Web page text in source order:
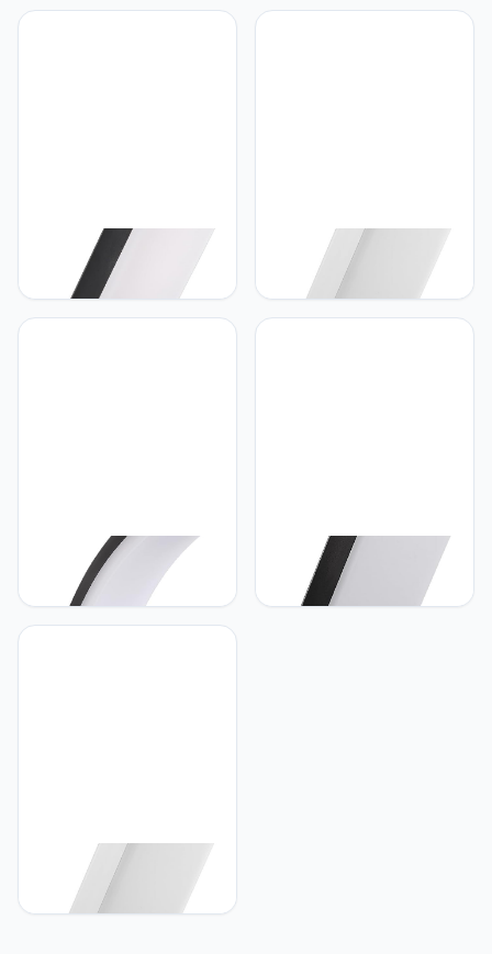
lamp - Buitenlamp -
55x100mm, kleur zwart,
Maclean Maclean - LED-
lamp met PIR
bewegingsmelder - LED
lamp - Buitenlamp -
Maclean Maclean - LED-
lamp met PIR
bewegingsmelder - LED
lamp - Buitenlamp -
Maclean Maclean - LED
lamp - Buitenlamp -
Wandlamp - PIR - 20W -
2750lm - IP65 - neutraal
Maclean Maclean - LED-
lamp - LED lamp -
Buitenlamp - Wandlamp -
Maclean Maclean - LED-
lamp - LED lamp -
Buitenlamp - Wandlamp -